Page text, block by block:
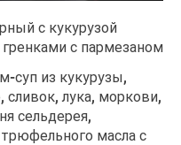
с кукурузой
с пармезаном
суп из кукурузы,
сливок, лука, моркови,
сельдерея,
масла с